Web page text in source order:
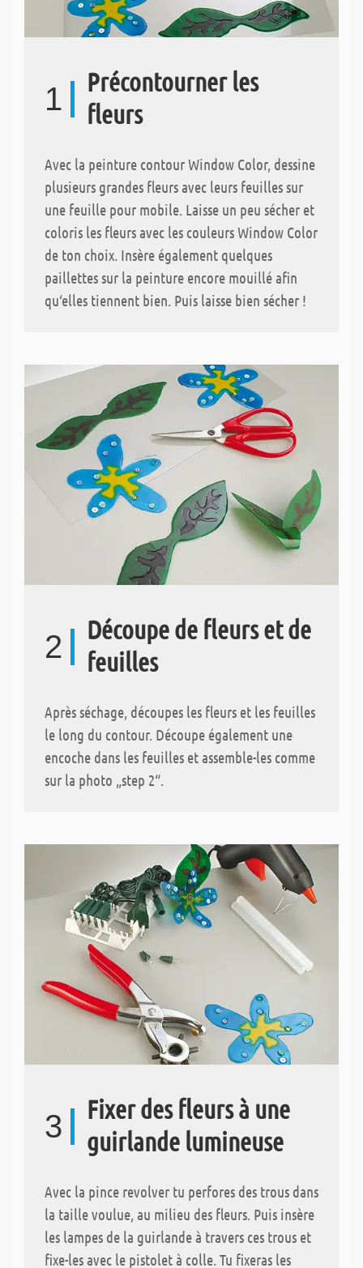
1
Précontourner les
fleurs
Avec la peinture contour Window Color, dessine
plusieurs grandes fleurs avec leurs feuilles sur
une feuille pour mobile. Laisse un peu sécher et
coloris les fleurs avec les couleurs Window Color
de ton choix. Insère également quelques
paillettes sur la peinture encore mouillé afin
qu‘elles tiennent bien. Puis laisse bien sécher !
2
Découpe de fleurs et de
feuilles
Après séchage, découpes les fleurs et les feuilles
le long du contour. Découpe également une
encoche dans les feuilles et assemble-les comme
sur la photo „step 2“.
3
Fixer des fleurs à une
guirlande lumineuse
Avec la pince revolver tu perfores des trous dans
la taille voulue, au milieu des fleurs. Puis insère
les lampes de la guirlande à travers ces trous et
fixe-les avec le pistolet à colle. Tu fixeras les